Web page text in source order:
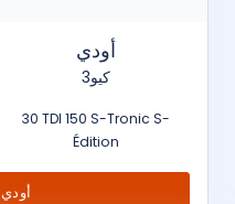
أودي
كيو3
30 TDI 150 S-Tronic S-
Édition
فورد VS أودي